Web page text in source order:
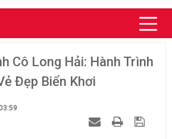
Cô Long Hải: Hành Trình
Đẹp Biển Khơi